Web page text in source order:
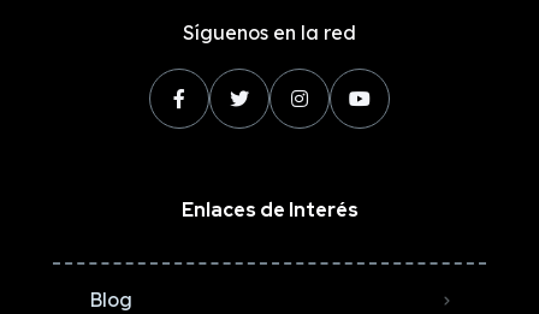
Síguenos en la red
Enlaces de Interés
Blog